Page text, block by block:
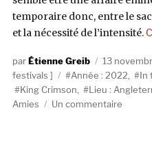
temporaire donc, entre le
et la nécessité de l’intensité.
AuteurÉtienne Greib
Publié
le
13
festivals
Étiquettes
Année : 2022, In
King Crimson, Lieu :
Amies
Un commentairesur